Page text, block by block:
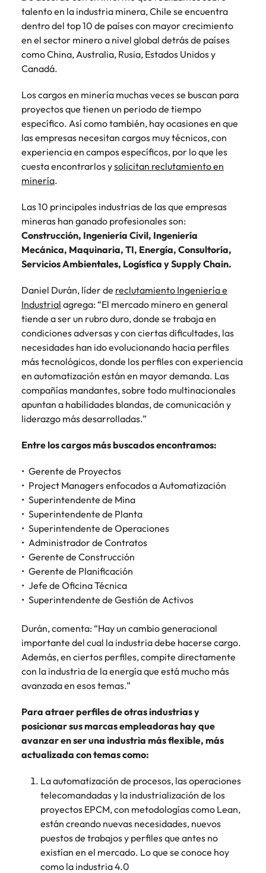
búsqueda
Encuentra
profesionales de
recursos
humanos para
atracción de
desarrollo
organizacional y
liderazgo de
personas.
abogados y
perfiles legales
para
despachos,
equipos in-
funciones
regulatorias
clave.
de
empleo
expertos en
empleo para
hablar sobre el
mercado
laboral.
más
Singapur
Corea del Sur
Suiza
Taiwan
Tailandia
Países Bajos
Reino Unido
Estados Unidos
Vietnam
Principales retos para las mujeres
Consejos de carrera
Únete a nuestro equipo
Yo soy Robert Walters, ¿y tú? Serás
parte de un equipo con espíritu
emprendedor, enfocado a objetivos
donde podrás aprender y
Ver más
Chile
China
Francia
Alemania
Hong Kong
India
Indonesia
Italia
Japón
Malasia
Singapur
Corea del Sur
Taiwan
Tailandia
Países Bajos
Reino Unido
Estados Unidos
Vietnam
talento en la industria minera, Chile se encuentra
dentro del top 10 de países con mayor crecimiento
en el sector minero a nivel global detrás de países
como China, Australia, Rusia, Estados Unidos y
Canadá.
Los cargos en minería muchas veces se buscan para
proyectos que tienen un periodo de tiempo
específico. Así como también, hay ocasiones en que
las empresas necesitan cargos muy técnicos, con
experiencia en campos específicos, por lo que les
cuesta encontrarlos ysolicitan reclutamiento en
minería.
Las 10 principales industrias de las que empresas
mineras han ganado profesionales son:
Construcción, Ingeniería Civil, Ingeniería
Mecánica, Maquinaria, TI, Energía, Consultoría,
Servicios Ambientales, Logística y Supply Chain.
Daniel Durán, líder de reclutamiento Ingeniería e
Industrial agrega: “El mercado minero en general
tiende a ser un rubro duro, donde se trabaja en
condiciones adversas y con ciertas dificultades, las
necesidades han ido evolucionando hacia perfiles
más tecnológicos, donde los perfiles con experiencia
en automatización están en mayor demanda. Las
compañías mandantes, sobre todo multinacionales
apuntan a habilidades blandas, de comunicación y
liderazgo más desarrolladas.”
Entre los cargos más buscados encontramos:
Gerente de Proyectos
Project Managers enfocados a Automatización
Superintendente de Mina
Superintendente de Planta
Superintendente de Operaciones
Administrador de Contratos
Gerente de Construcción
Gerente de Planificación
Jefe de Oficina Técnica
Superintendente de Gestión de Activos
Durán, comenta: “Hay un cambio generacional
importante del cual la industria debe hacerse cargo.
Además, en ciertos perfiles, compite directamente
con la industria de la energía que está mucho más
avanzada en esos temas.”
Para atraer perfiles de otras industrias y
posicionar sus marcas empleadoras hay que
avanzar en ser una industria más flexible, más
actualizada con temas como:
La automatización de procesos, las operaciones
telecomandadas y la industrialización de los
proyectos EPCM, con metodologías como Lean,
están creando nuevas necesidades, nuevos
puestos de trabajos y perfiles que antes no
existían en el mercado. Lo que se conoce hoy
como la industria 4.0